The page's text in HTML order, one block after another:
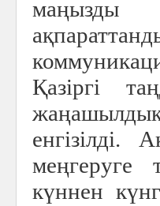
маңызды
Қазіргі
жаңашылдық
енгізілді.
меңгеруге
күннен